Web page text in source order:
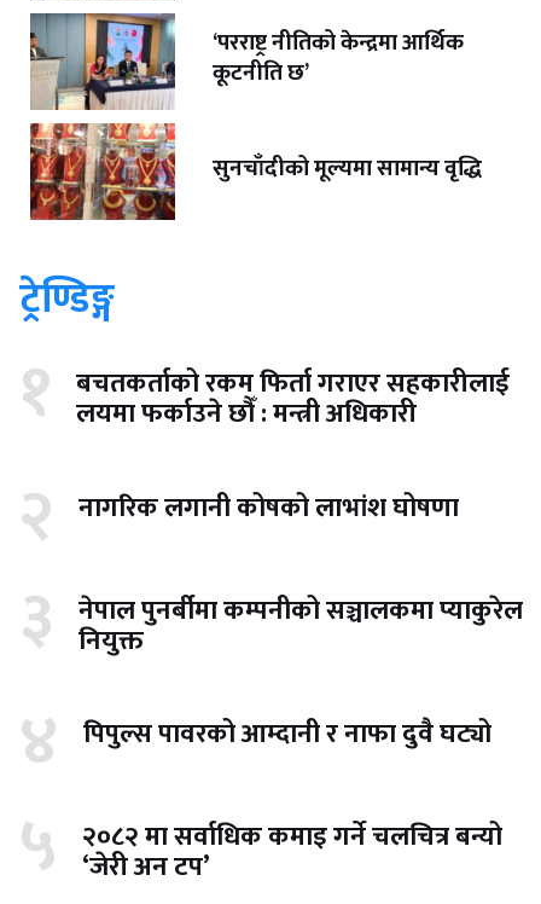
‘परराष्ट्र नीतिको केन्द्रमा आर्थिक
कूटनीति छ’
सुनचाँदीको मूल्यमा सामान्य वृद्धि
ट्रेण्डिङ्ग
१ बचतकर्ताको रकम फिर्ता गराएर सहकारीलाई
लयमा फर्काउने छौँ : मन्त्री अधिकारी
२ नागरिक लगानी कोषको लाभांश घोषणा
३ नेपाल पुनर्बीमा कम्पनीको सञ्चालकमा प्याकुरेल
नियुक्त
४ पिपुल्स पावरको आम्दानी र नाफा दुवै घट्यो
५ २०८२ मा सर्वाधिक कमाइ गर्ने चलचित्र बन्यो
‘जेरी अन टप’